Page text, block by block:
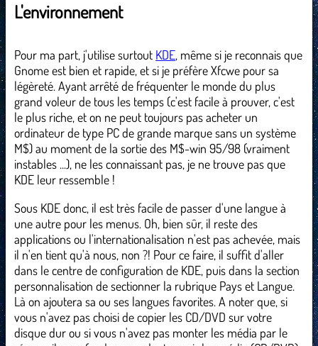
L'environnement
Pour ma part, j'utilise surtout KDE, même si je reconnais que
Gnome est bien et rapide, et si je préfère Xfcwe pour sa
légèreté. Ayant arrêté de fréquenter le monde du plus
grand voleur de tous les temps (c'est facile à prouver, c'est
le plus riche, et on ne peut toujours pas acheter un
ordinateur de type PC de grande marque sans un système
M$) au moment de la sortie des M$-win 95/98 (vraiment
instables ...), ne les connaissant pas, je ne trouve pas que
KDE leur ressemble !
Sous KDE donc, il est très facile de passer d'une langue à
une autre pour les menus. Oh, bien sûr, il reste des
applications ou l'internationalisation n'est pas achevée, mais
il n'en tient qu'à nous, non ?! Pour ce faire, il suffit d'aller
dans le centre de configuration de KDE, puis dans la section
personnalisation de sectionner la rubrique Pays et Langue.
Là on ajoutera sa ou ses langues favorites. A noter que, si
vous n'avez pas choisi de copier les CD/DVD sur votre
disque dur ou si vous n'avez pas monter les média par le